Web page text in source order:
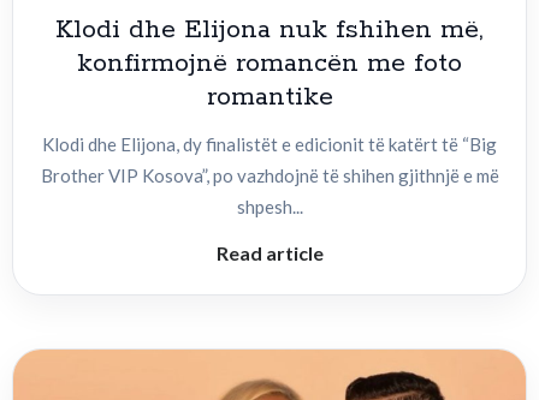
Klodi dhe Elijona nuk fshihen më,
konfirmojnë romancën me foto
romantike
Klodi dhe Elijona, dy finalistët e edicionit të katërt të “Big
Brother VIP Kosova”, po vazhdojnë të shihen gjithnjë e më
shpesh...
Read article